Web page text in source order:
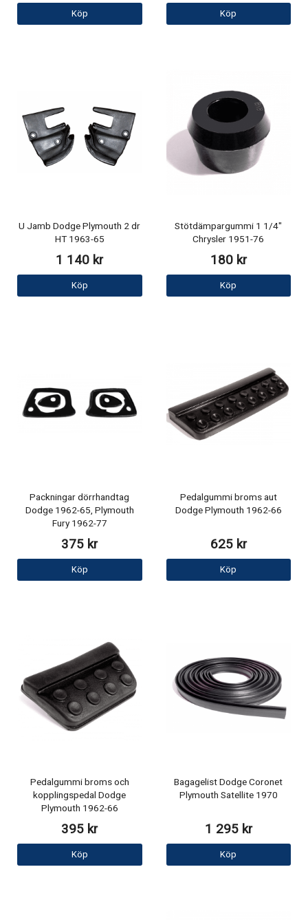
Köp Köp
U Jamb Dodge Plymouth 2 dr
HT 1963-65
1 140 kr
Köp
Stötdämpargummi 1 1/4"
Chrysler 1951-76
180 kr
Köp
Packningar dörrhandtag
Dodge 1962-65, Plymouth
Fury 1962-77
375 kr
Köp
Pedalgummi broms aut
Dodge Plymouth 1962-66
625 kr
Köp
Pedalgummi broms och
kopplingspedal Dodge
Plymouth 1962-66
395 kr
Köp
Bagagelist Dodge Coronet
Plymouth Satellite 1970
1 295 kr
Köp